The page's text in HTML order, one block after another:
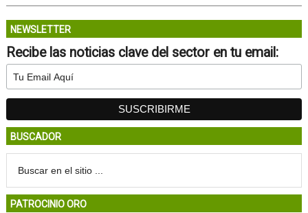
NEWSLETTER
Recibe las noticias clave del sector en tu email:
BUSCADOR
PATROCINIO ORO